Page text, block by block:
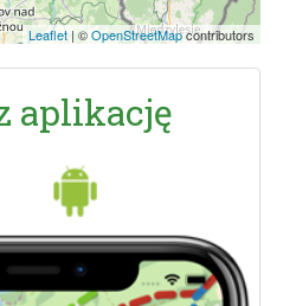
Leaflet | ©OpenStreetMapcontributors
aplikację